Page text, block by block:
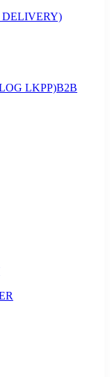
DELIVERY)
LKPP)B2B